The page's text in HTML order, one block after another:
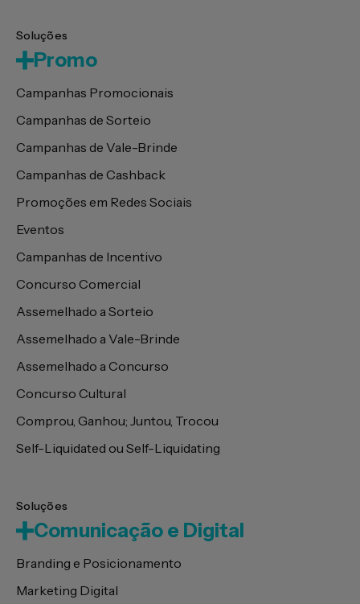
Soluções
Promo
Campanhas Promocionais
Campanhas de Sorteio
Campanhas de Vale-Brinde
Campanhas de Cashback
Promoções em Redes Sociais
Eventos
Campanhas de Incentivo
Concurso Comercial
Assemelhado a Sorteio
Assemelhado a Vale-Brinde
Assemelhado a Concurso
Concurso Cultural
Comprou, Ganhou; Juntou, Trocou
Self-Liquidated ou Self-Liquidating
Soluções
Comunicação e Digital
Branding e Posicionamento
Marketing Digital